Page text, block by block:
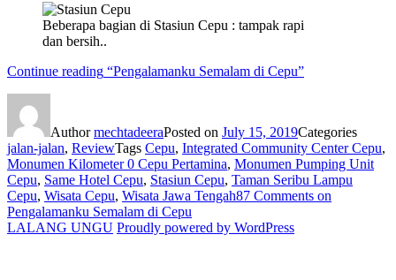
Beberapa bagian di Stasiun Cepu : tampak rapi
dan bersih..
Continue reading “Pengalamanku Semalam di Cepu”
AuthormechtadeeraPosted on July 15, 2019Categories
jalan-jalan, ReviewTags Cepu, Integrated Community Center Cepu,
Monumen Kilometer 0 Cepu Pertamina, Monumen Pumping Unit
Cepu, Same Hotel Cepu, Stasiun Cepu, Taman Seribu Lampu
Cepu, Wisata Cepu, Wisata Jawa Tengah87 Comments on
Pengalamanku Semalam di Cepu
LALANG UNGU Proudly powered by WordPress